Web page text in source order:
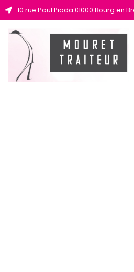
10 rue Paul Pioda 01000 Bourg en